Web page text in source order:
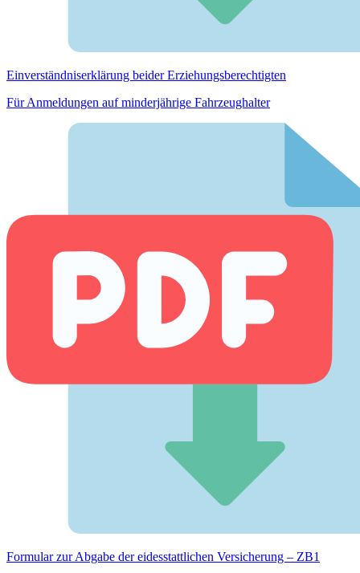
Einverständnis­erklärung beider Erziehungs­berechtigten
Für Anmeldungen auf minderjährige Fahrzeughalter
Formular zur Abgabe der eides­stattlichen Versicherung – ZB1